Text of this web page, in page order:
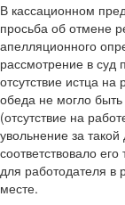
В кассационном
просьба об отмене
апелляционного
рассмотрение в суд
отсутствие истца
обеда не могло
(отсутствие на
увольнение за
соответствовало
для работодателя в
месте.